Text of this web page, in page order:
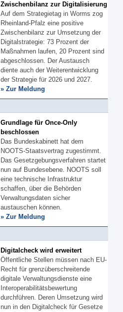
Zwischenbilanz zur Digitalisierung
Auf dem Strategietag in Worms zog
Rheinland-Pfalz eine positive
Zwischenbilanz zur Umsetzung der
Digitalstrategie: 73 Prozent der
Maßnahmen laufen, 20 Prozent sind
abgeschlossen. Der Austausch
diente auch der Weiterentwicklung
der Strategie für 2026 und 2027.
» Zur Meldung
Grundlage für Once-Only
beschlossen
Das Bundeskabinett hat dem
NOOTS-Staatsvertrag zugestimmt.
Das Gesetzgebungsverfahren startet
nun auf Bundesebene. NOOTS soll
eine technische Infrastruktur
schaffen, über die Behörden
Verwaltungsdaten sicher
austauschen können.
» Zur Meldung
Digitalcheck wird erweitert
Öffentliche Stellen müssen nach EU-
Recht für grenzüberschreitende
digitale Verwaltungsdienste eine
Interoperabilitätsbewertung
durchführen. Deren Umsetzung wird
nun in den Digitalcheck für Gesetze